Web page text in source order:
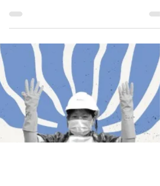
Será el Mundial 2026
un riesgo sanitario por
el calor extremo
Figura 1. Climatología de la temperatura
máxima diaria de bulbo húmedo y globo
(WBGT; panel izquierdo) y de la
máxima diaria del aire (panel derecho) en
Norteamérica durante la Copa Mundial
2026 (11 de junio al 19 de julio), entre
2020. Los círculos blancos indican la